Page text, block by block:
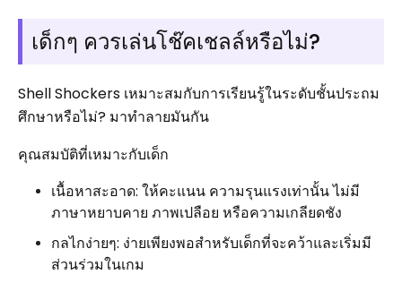
เด็กๆ ควรเล่นโช๊คเชลล์หรือไม่?
Shell Shockers เหมาะสมกับการเรียนรู้ในระดับชั้นประถม
ศึกษาหรือไม่? มาทำลายมันกัน
คุณสมบัติที่เหมาะกับเด็ก
เนื้อหาสะอาด: ให้คะแนน ความรุนแรงเท่านั้น ไม่มี
ภาษาหยาบคาย ภาพเปลือย หรือความเกลียดชัง
กลไกง่ายๆ: ง่ายเพียงพอสำหรับเด็กที่จะคว้าและเริ่มมี
ส่วนร่วมในเกม